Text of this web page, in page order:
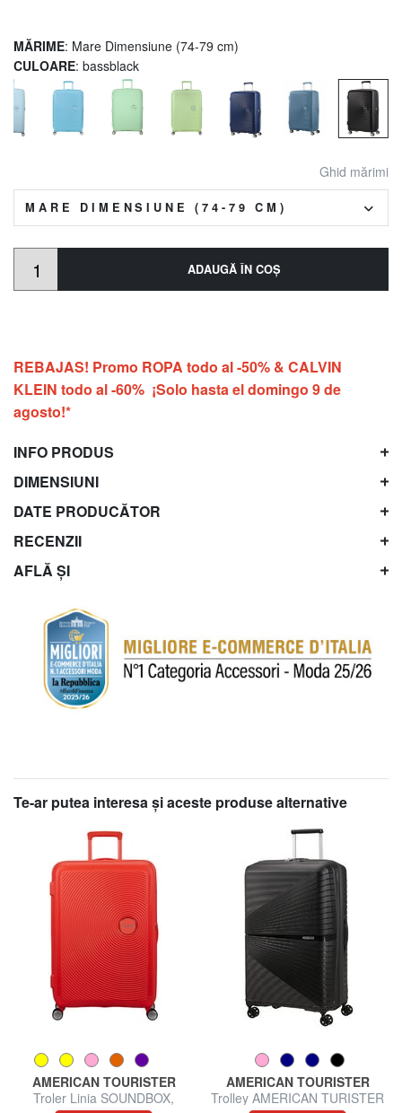
MĂRIME: Mare Dimensiune (74-79 cm)
CULOARE: bassblack
Ghid mărimi
MARE DIMENSIUNE (74-79 CM)
ADAUGĂ ÎN COŞ
REBAJAS! Promo ROPA todo al -50% & CALVIN
KLEIN todo al -60% ¡Solo hasta el domingo 9 de
agosto!*
INFO PRODUS
DIMENSIUNI
DATE PRODUCĂTOR
RECENZII
AFLĂ ȘI
Te-ar putea interesa şi aceste produse alternative
AMERICAN TOURISTER
Troler Linia SOUNDBOX,
AMERICAN TOURISTER
Trolley AMERICAN TURISTER